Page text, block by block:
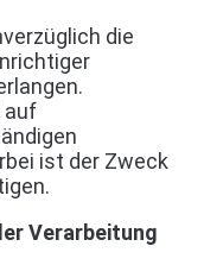
die
auf
ist der Zweck
Verarbeitung